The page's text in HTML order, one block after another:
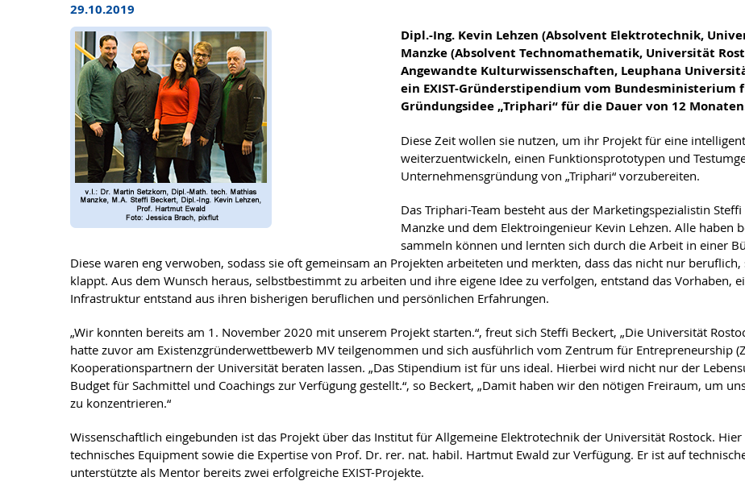
29.10.2019
​​​​​​​Dipl.-Ing. Kevin Lehzen (Absolvent Elektrotechnik,
Manzke (Absolvent Technomathematik, Universität
Angewandte Kulturwissenschaften, Leuphana
ein EXIST-Gründerstipendium vom
Gründungsidee „Triphari“ für die Dauer von 12
Diese Zeit wollen sie nutzen, um ihr Projekt für eine
weiterzuentwickeln, einen Funktionsprototypen und
Unternehmensgründung von „Triphari“ vorzubereiten.
Das Triphari-Team besteht aus der Marketingspezialistin
Manzke und dem Elektroingenieur Kevin Lehzen. Alle haben
sammeln können und lernten sich durch die Arbeit in einer
Diese waren eng verwoben, sodass sie oft gemeinsam an Projekten arbeiteten und merkten, dass das nicht nur
klappt. Aus dem Wunsch heraus, selbstbestimmt zu arbeiten und ihre eigene Idee zu verfolgen, entstand das Vorhaben,
Infrastruktur entstand aus ihren bisherigen beruflichen und persönlichen Erfahrungen.
„Wir konnten bereits am 1. November 2020 mit unserem Projekt starten.“, freut sich Steffi Beckert, „Die Universität
hatte zuvor am Existenzgründerwettbewerb MV teilgenommen und sich ausführlich vom Zentrum für Entrepreneurship
Kooperationspartnern der Universität beraten lassen. „Das Stipendium ist für uns ideal. Hierbei wird nicht nur der
Budget für Sachmittel und Coachings zur Verfügung gestellt.“, so Beckert, „Damit haben wir den nötigen Freiraum, um
zu konzentrieren.“
Wissenschaftlich eingebunden ist das Projekt über das Institut für Allgemeine Elektrotechnik der Universität Rostock.
technisches Equipment sowie die Expertise von Prof. Dr. rer. nat. habil. Hartmut Ewald zur Verfügung. Er ist auf
unterstützte als Mentor bereits zwei erfolgreiche EXIST-Projekte.